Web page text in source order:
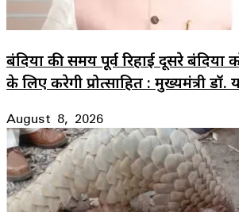
बंदियों की समय पूर्व रिहाई दूसरे
के लिए करेगी प्रोत्साहित : मुख्यमंत्री डॉ.
August 8, 2026